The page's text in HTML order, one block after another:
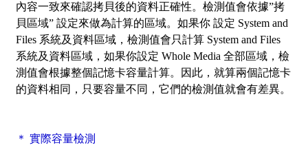
內容一致來確認拷貝後的資料正確性。檢測值會依據”拷
貝區域” 設定來做為計算的區域。如果你 設定 System and
Files 系統及資料區域，檢測值會只計算 System and Files
系統及資料區域，如果你設定 Whole Media 全部區域，檢
測值會根據整個記憶卡容量計算。因此，就算兩個記憶卡
的資料相同，只要容量不同，它們的檢測值就會有差異。
＊ 實際容量檢測